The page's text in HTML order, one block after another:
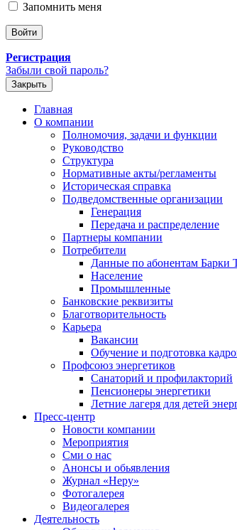
Запомнить меня
Регистрация
Забыли свой пароль?
Закрыть
Главная
О компании
Полномочия, задачи и функции
Руководство
Структура
Нормативные акты/регламенты
Историческая справка
Подведомственные организации
Генерация
Передача и распределение
Партнеры компании
Потребители
Данные по абонентам Барки
Население
Промышленные
Банковские реквизиты
Благотворительность
Карьера
Вакансии
Обучение и подготовка
Профсоюз энергетиков
Санаторий и профилакторий
Пенсионеры энергетики
Летние лагеря для детей
Пресс-центр
Новости компании
Мероприятия
Сми о нас
Анонсы и обьявления
Журнал «Неру»
Фотогалерея
Видеогалерея
Деятельность